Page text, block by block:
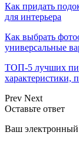
Как придать
для интерьера
Как выбрать
универсальные
ТОП-5 лучших
Prev Next
Оставьте ответ
Ваш электронный